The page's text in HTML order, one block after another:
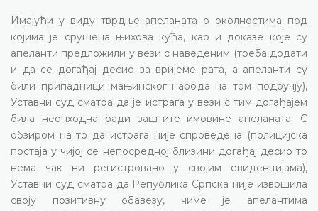
Имајући у виду тврдње апеланата о околностима под
којима је срушена њихова кућа, као и доказе које су
апеланти предложили у вези с наведеним (треба додати
и да се догађај десио за вријеме рата, а апеланти су
били припадници мањинског народа на том подручју),
Уставни суд сматра да је истрага у вези с тим догађајем
била неопходна ради заштите имовине апеланата. С
обзиром на то да истрага није спроведена (полицијска
постаја у чијој се непосредној близини догађај десио то
нема чак ни регистровано у својим евиденцијама),
Уставни суд сматра да Република Српска није извршила
своју позитивну обавезу, чиме је апелантима